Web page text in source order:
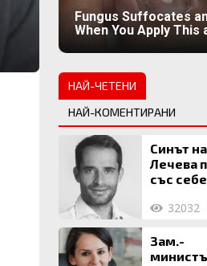
Fungus Suffocates
When You Apply This
НАЙ-ЧЕТЕНИ
НАЙ-КОМЕНТИРАНИ
Синът
Лечева
със
млн.32032
Зам.-